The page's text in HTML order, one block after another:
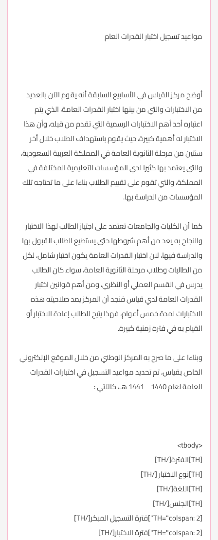
مواعيد تسجيل اختبار القدرات العام
أوضح مركز القياس في الأسابيع السابقة أنه يقوم الآن بالعديد
من الاختبارات والتي من بينها اختبار القدرات العامة، الذي يتم
اعتباره أحد أهم الاختبارات الرسمية التي تقدم من قبله، وأن هذا
الاختبار له أهمية كبيرة، حيث يقوم باستهداف الطلاب خلال أخر
سنتين من مرحلة الثانوية العامة في المملكة العربية السعودية،
والتي يعتمد بها كثيرا لدي المؤسسات التعليمية المختلفة في
المملكة، والتي تقوم على تقييم الطلاب بناءا على ما تحتاجه تلك
المؤسسات من الدراسة بها.
كما أن الكليات والجامعات تعتمد على اجتياز الطالب لهذا الاختبار
والنجاح به يعد من أهم شروطها حتي يستطيع الطالب القبول بها
والدراسة فيها، لان اختبار القدرات العامة يكون اختبار شامل، لكل
من الطالبات وطلاب مرحلة الثانوية العامة، سواء كان الطالب
يدرس في القسم العملي أو النظري، ومن أهم قوانين اختبار
القدرات العامة لدي قياس فنجد أن المركز يمد صلاحيته هذه
الاختبارات لمدة خمس أعوام، فهذا يتيح للطالب إعادة الاختبار أو
القيام به في فترة زمنية كبيرة.
وبناءا على ما صرح به المركز الوطني من خلال الموقع الإلكتروني
الخاص بقياس، تم تحديد مواعيد التسجيل في اختبارات القدرات
العامة لعام 1440 – 1441 هـ، كالآتي :
<tbody>
[TH]الفترة[/TH]
[TH]نوع الاختبار [/TH]
[TH]اللغة[/TH]
[TH]الجنس[/TH]
[TH="colspan: 2"]فترة التسجيل المبكر[/TH]
[TH="colspan: 2"]فترة الاختبار[/TH]